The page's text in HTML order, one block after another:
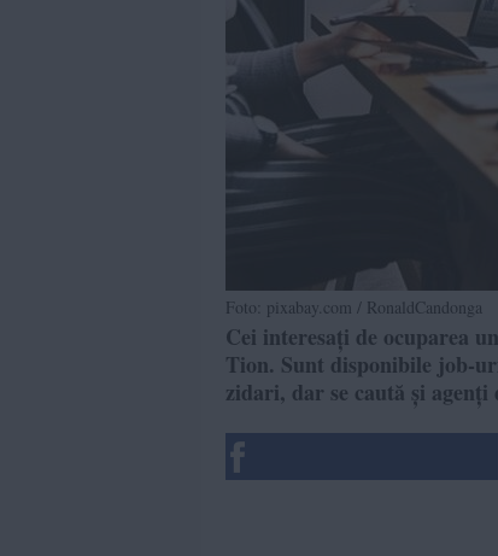
Foto: pixabay.com / RonaldCandonga
Cei interesați de ocuparea
Tion. Sunt disponibile job-
zidari, dar se caută și agenți